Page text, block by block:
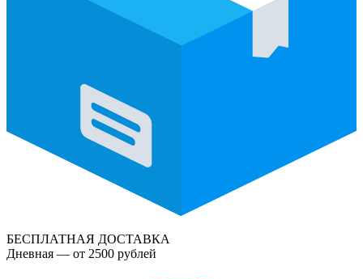
БЕСПЛАТНАЯ ДОСТАВКА
Дневная — от 2500 рублей